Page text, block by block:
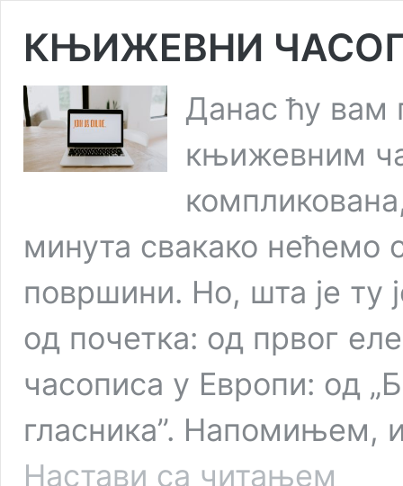
КЊИЖЕВНИ
Данас ћу вам
књижевним
минута свакако нећемо
површини. Но, шта је ту
од почетка: од првог
часописа у Европи: од
гласника”. Напомињем,
Настави са читањем